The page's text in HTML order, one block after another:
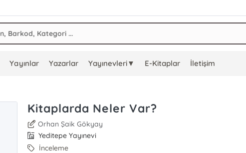
Yayınlar Yazarlar Yayınevleri▼ E-Kitaplar İletişim
Kitaplarda Neler Var?
Orhan Şaik Gökyay
Yeditepe Yayınevi
İnceleme